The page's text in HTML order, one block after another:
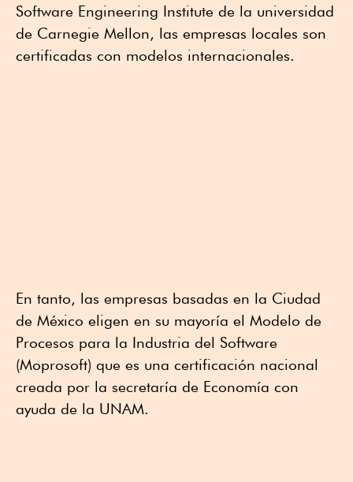
Software Engineering Institute de la universidad
de Carnegie Mellon, las empresas locales son
certificadas con modelos internacionales.
En tanto, las empresas basadas en la Ciudad
de México eligen en su mayoría el Modelo de
Procesos para la Industria del Software
(Moprosoft) que es una certificación nacional
creada por la secretaría de Economía con
ayuda de la UNAM.